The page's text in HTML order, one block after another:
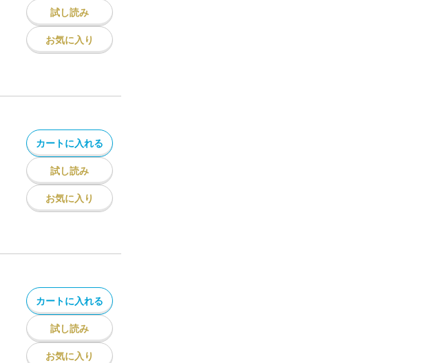
試し読み
お気に入り
カートに入れる
試し読み
お気に入り
カートに入れる
試し読み
お気に入り